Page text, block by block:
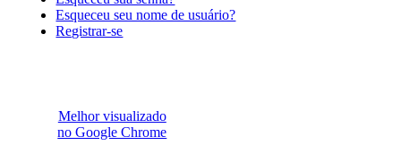
Esqueceu seu nome de usuário?
Registrar-se
Melhor visualizado
no Google Chrome